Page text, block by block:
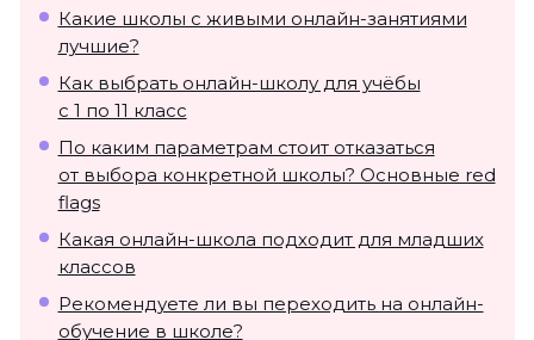
Какие школы с живыми онлайн-занятиями
лучшие?
Как выбрать онлайн-школу для учёбы
с 1 по 11 класс
По каким параметрам стоит отказаться
от выбора конкретной школы? Основные red
flags
Какая онлайн-школа подходит для младших
классов
Рекомендуете ли вы переходить на онлайн-
обучение в школе?